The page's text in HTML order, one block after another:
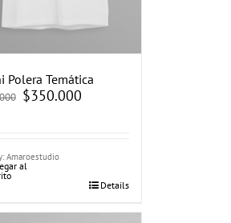
Polera Temática
El
precio
$350.000El
precio
Amaroestudio
al
Details